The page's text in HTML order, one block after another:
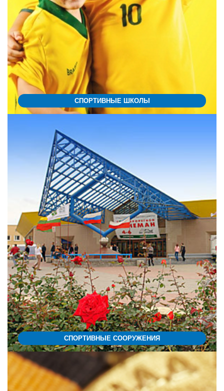
СПОРТИВНЫЕ ШКОЛЫ
СПОРТИВНЫЕ СООРУЖЕНИЯ